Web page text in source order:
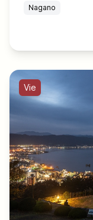
Nagano
Vie